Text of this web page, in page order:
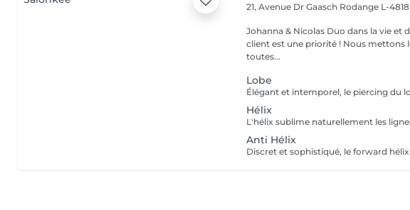
21, Avenue Dr Gaasch Rodange L-4818
Johanna & Nicolas Duo dans la vie et dans le travaille ! Chez nous le
client est une priorité ! Nous mettons le coeur à l'ouvrage pour que
toutes...
Lobe
Hélix
Anti Hélix